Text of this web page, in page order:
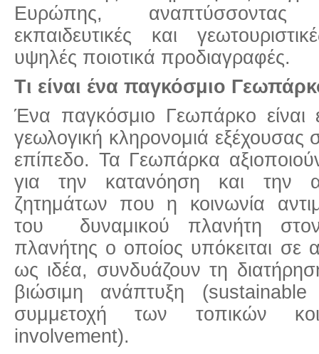
Ευρώπης,
εκπαιδευτικές και
υψηλές ποιοτικά προδιαγραφές.
Τι είναι ένα παγκόσμιο
Ένα παγκόσμιο Γεωπάρκο είναι
γεωλογική κληρονομιά
επίπεδο. Τα Γεωπάρκα
για την κατανόηση και την
ζητημάτων που η κοινωνία
του δυναμικού πλανήτη
πλανήτης ο οποίος υπόκειται
ως ιδέα, συνδυάζουν τη
βιώσιμη ανάπτυξη
συμμετοχή των τοπικών
involvement).